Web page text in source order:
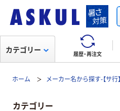
履歴・再注文
カテゴリー
ホーム メーカー名から探す-【サ行】
カテゴリー